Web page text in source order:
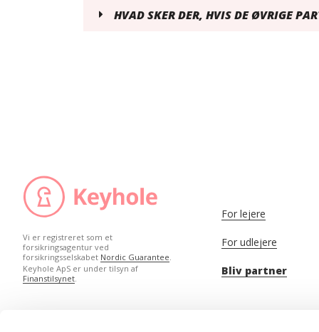
HVAD SKER DER, HVIS DE ØVRIGE
Vi er registreret som et
forsikringsagentur ved
forsikringsselskabet Nordic Guarantee
Keyhole ApS er under tilsyn af
Finanstilsynet
For lejere
For udlejere
Bliv partner